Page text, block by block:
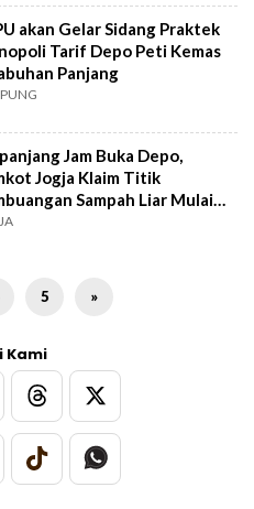
akan Gelar Sidang Praktek
Tarif Depo Peti Kemas
Panjang
Jam Buka Depo,
Jogja Klaim Titik
Sampah Liar Mulai
5 »
Kami